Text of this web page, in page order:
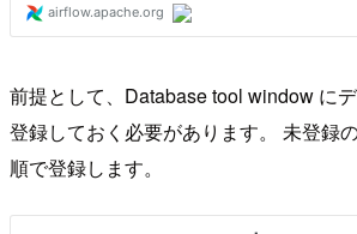
前提として、Database tool window に
登録しておく必要があります。 未登録
順で登録します。